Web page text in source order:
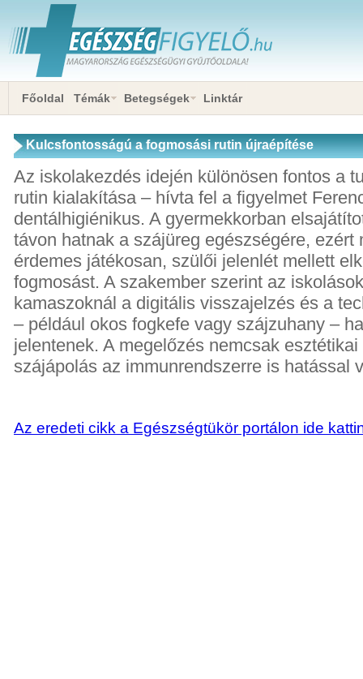
Főoldal Témák Betegségek Linktár
Kulcsfontosságú a fogmosási rutin újraépítése
Az iskolakezdés idején különösen fontos a
rutin kialakítása – hívta fel a figyelmet
dentálhigiénikus. A gyermekkorban
távon hatnak a szájüreg egészségére, ezért
érdemes játékosan, szülői jelenlét mellett
fogmosást. A szakember szerint az
kamaszoknál a digitális visszajelzés és a
– például okos fogkefe vagy szájzuhany –
jelentenek. A megelőzés nemcsak
szájápolás az immunrendszerre is hatással
Az eredeti cikk a Egészségtükör portálon ide